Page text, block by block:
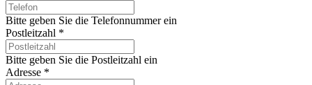
Bitte geben Sie die Telefonnummer ein
Postleitzahl *
Bitte geben Sie die Postleitzahl ein
Adresse *